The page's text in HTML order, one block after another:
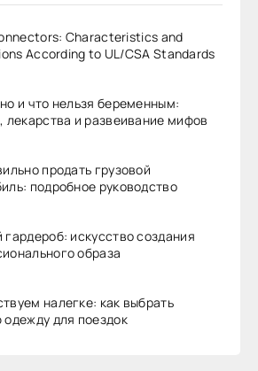
Characteristics and
According to UL/CSA Standards
и что нельзя беременным:
лекарства и развеивание мифов
продать грузовой
подробное руководство
искусство создания
образа
налегке: как выбрать
одежду для поездок